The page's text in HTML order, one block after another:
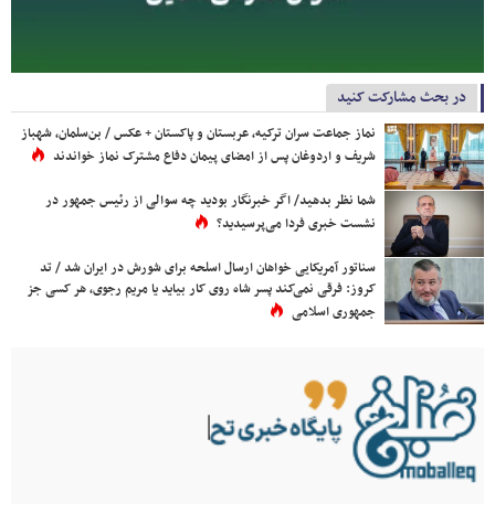
در بحث مشارکت کنید
نماز جماعت سران ترکیه، عربستان و پاکستان + عکس / بن‌سلمان، شهباز
شریف و اردوغان پس از امضای پیمان دفاع مشترک نماز خواندند
شما نظر بدهید/ اگر خبرنگار بودید چه سوالی از رئیس جمهور در
نشست خبری فردا می‌پرسیدید؟
سناتور آمریکایی خواهان ارسال اسلحه برای شورش در ایران شد / تد
کروز: فرقی نمی‌کند پسر شاه روی کار بیاید یا مریم رجوی، هر کسی جز
جمهوری اسلامی